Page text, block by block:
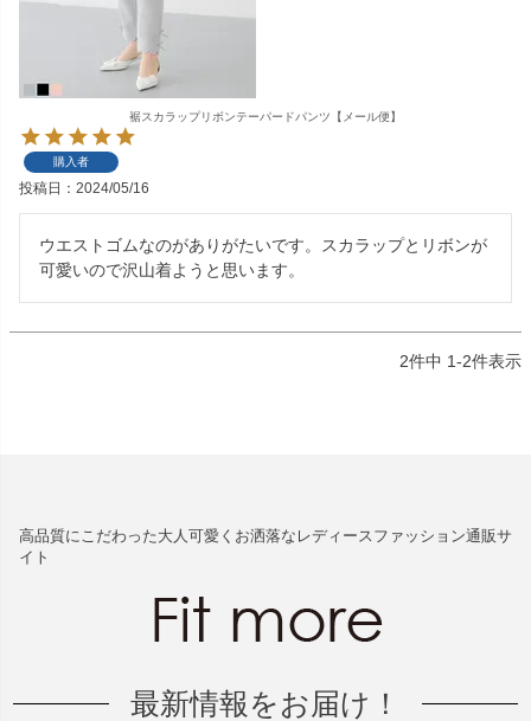
裾スカラップリボンテーパードパンツ【メール便】
購入者
投稿日 2024/05/16
ウエストゴムなのがありがたいです。スカラップとリボンが
可愛いので沢山着ようと思います。
2件中 1-2件表示
高品質にこだわった大人可愛くお洒落なレディースファッション通販サ
イト
最新情報をお届け！